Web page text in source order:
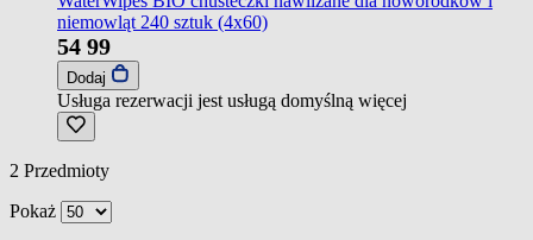
niemowląt 240 sztuk (4x60)
54 99
Dodaj
Usługa rezerwacji jest usługą domyślną więcej
2 Przedmioty
Pokaż